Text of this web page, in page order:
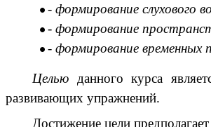
- формирование слухового
- формирование
- формирование временных
Целью данного курса
развивающих упражнений.
Достижение цели